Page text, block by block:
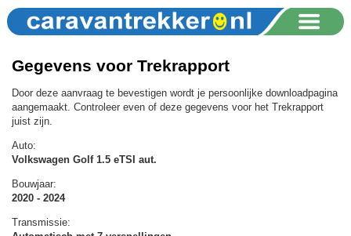
Gegevens voor Trekrapport
Door deze aanvraag te bevestigen wordt je persoonlijke downloadpagina
aangemaakt. Controleer even of deze gegevens voor het Trekrapport
juist zijn.
Auto:
Volkswagen Golf 1.5 eTSI aut.
Bouwjaar:
2020 - 2024
Transmissie: